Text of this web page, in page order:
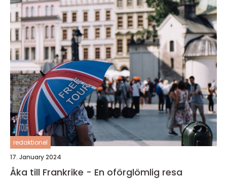
redaktionel
17. January 2024
Åka till Frankrike - En oförglömlig resa